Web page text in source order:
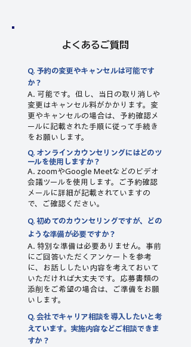
よくあるご質問
Q. 予約の変更やキャンセルは可能です
か？ ​
A. 可能です。但し、当日の取り消しや
変更はキャンセル料がかかります。変
更やキャンセルの場合は、予約確認メ
ールに記載された手順に従って手続き
をお願いします。​​
Q. オンラインカウンセリングにはどのツ
ールを使用しますか？
A. zoomやGoogle Meetなどのビデオ
会議ツールを使用します。ご予約確認
メールに詳細が記載されていますの
で、ご確認ください。
Q. 初めてのカウンセリングですが、どの
ような準備が必要ですか？​
A. 特別な準備は必要ありません。事前
にご回答いただくアンケートを参考
に、お話ししたい内容を考えておいて
いただければ大丈夫です。応募書類の
添削をご希望の場合は、ご準備をお願
いします。
Q. 会社でキャリア相談を導入したいと考
えています。実施内容などご相談できま
すか？